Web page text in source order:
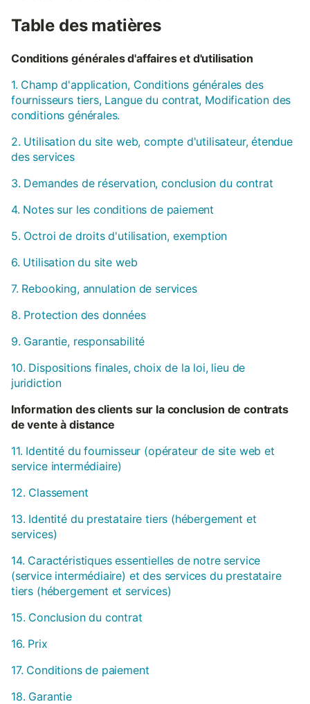
Table des matières
Conditions générales d'affaires et d'utilisation
1. Champ d'application, Conditions générales des
fournisseurs tiers, Langue du contrat, Modification des
conditions générales.
2. Utilisation du site web, compte d'utilisateur, étendue
des services
3. Demandes de réservation, conclusion du contrat
4. Notes sur les conditions de paiement
5. Octroi de droits d'utilisation, exemption
6. Utilisation du site web
7. Rebooking, annulation de services
8. Protection des données
9. Garantie, responsabilité
10. Dispositions finales, choix de la loi, lieu de
juridiction
Information des clients sur la conclusion de contrats
de vente à distance
11. Identité du fournisseur (opérateur de site web et
service intermédiaire)
12. Classement
13. Identité du prestataire tiers (hébergement et
services)
14. Caractéristiques essentielles de notre service
(service intermédiaire) et des services du prestataire
tiers (hébergement et services)
15. Conclusion du contrat
16. Prix
17. Conditions de paiement
18. Garantie